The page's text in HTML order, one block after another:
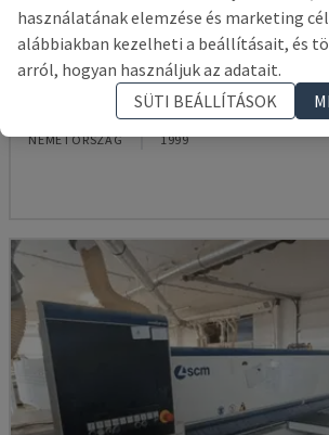
HPV11
HOLZMA - PANEL FŰRÉSZ
NÉMETORSZÁG 1999
használatának elemzése és marketing
alábbiakban kezelheti a beállításait, és
arról, hogyan használjuk az adatait.
SÜTI BEÁLLÍTÁSOK